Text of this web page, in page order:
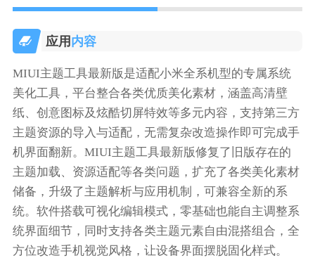
应用 内容
MIUI主题工具最新版是适配小米全系机型的专属系统
美化工具，平台整合各类优质美化素材，涵盖高清壁
纸、创意图标及炫酷切屏特效等多元内容，支持第三方
主题资源的导入与适配，无需复杂改造操作即可完成手
机界面翻新。MIUI主题工具最新版修复了旧版存在的
主题加载、资源适配等各类问题，扩充了各类美化素材
储备，升级了主题解析与应用机制，可兼容全新的系
统。软件搭载可视化编辑模式，零基础也能自主调整系
统界面细节，同时支持各类主题元素自由混搭组合，全
方位改造手机视觉风格，让设备界面摆脱固化样式。